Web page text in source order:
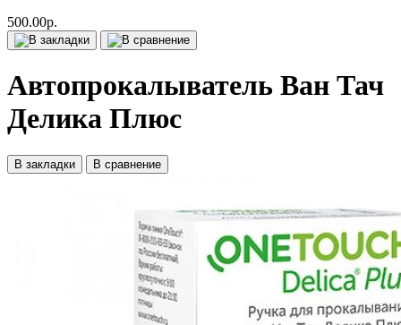
500.00р.
Автопрокалыватель Ван Тач
Делика Плюс
В закладки В сравнение